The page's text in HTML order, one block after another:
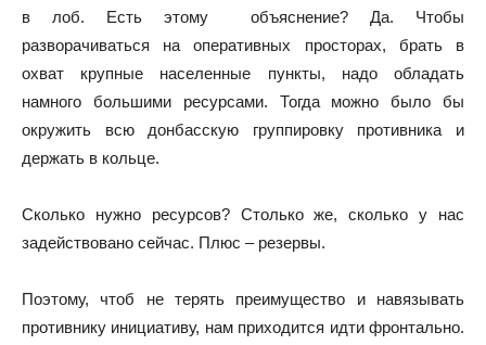
в лоб. Есть этому объяснение? Да. Чтобы
разворачиваться на оперативных просторах, брать в
охват крупные населенные пункты, надо обладать
намного большими ресурсами. Тогда можно было бы
окружить всю донбасскую группировку противника и
держать в кольце.
Сколько нужно ресурсов? Столько же, сколько у нас
задействовано сейчас. Плюс – резервы.
Поэтому, чтоб не терять преимущество и навязывать
противнику инициативу, нам приходится идти фронтально.